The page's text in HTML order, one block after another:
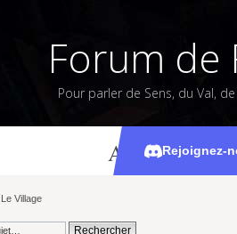
Forum de
Pour parler de Sens, du Val,
Rejoignez-
Avez-vous
Le Village